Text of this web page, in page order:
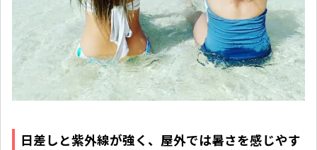
日差しと紫外線が強く、屋外では暑さを感じやす